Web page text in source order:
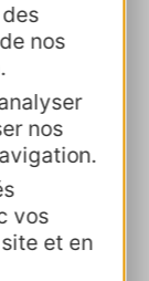
nos
nos
vos
et en
et
entre